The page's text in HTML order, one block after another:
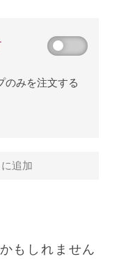
のみを注文する
追加
もしれません